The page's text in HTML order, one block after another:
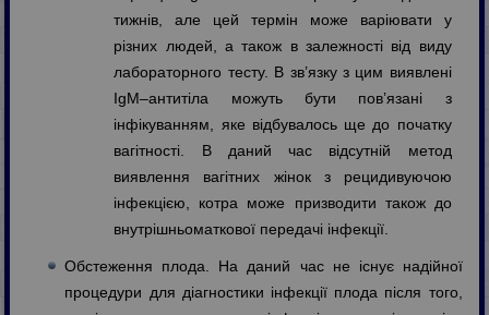
тижнів, але цей термін може варіювати у
різних людей, а також в залежності від виду
лабораторного тесту. В зв’язку з цим виявлені
IgM–антитіла можуть бути пов’язані з
інфікуванням, яке відбувалось ще до початку
вагітності. В даний час відсутній метод
виявлення вагітних жінок з рецидивуючою
інфекцією, котра може призводити також до
внутрішньоматкової передачі інфекції.
Обстеження плода. На даний час не існує надійної
процедури для діагностики інфекції плода після того,